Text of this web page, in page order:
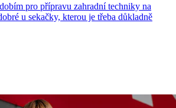
pro přípravu zahradní techniky na
u sekačky, kterou je třeba důkladně